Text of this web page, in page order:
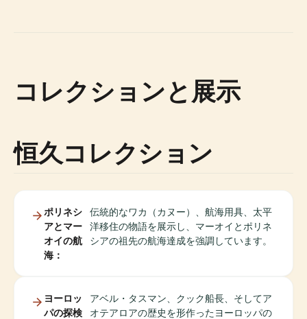
コレクションと展示
恒久コレクション
ポリネシ
アとマー
オイの航
海：
伝統的なワカ（カヌー）、航海用具、太平
洋移住の物語を展示し、マーオイとポリネ
シアの祖先の航海達成を強調しています。
ヨーロッ
パの探検
アベル・タスマン、クック船長、そしてア
オテアロアの歴史を形作ったヨーロッパの